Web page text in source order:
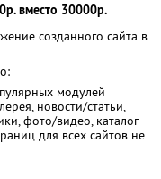
вместо 30000р.
созданного сайта в
модулей
новости/статьи,
фото/видео, каталог
для всех сайтов не